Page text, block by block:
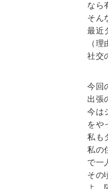
なら
そん
最近
（
社交
今回
出張
今は
をや
私も
私の
で一
その